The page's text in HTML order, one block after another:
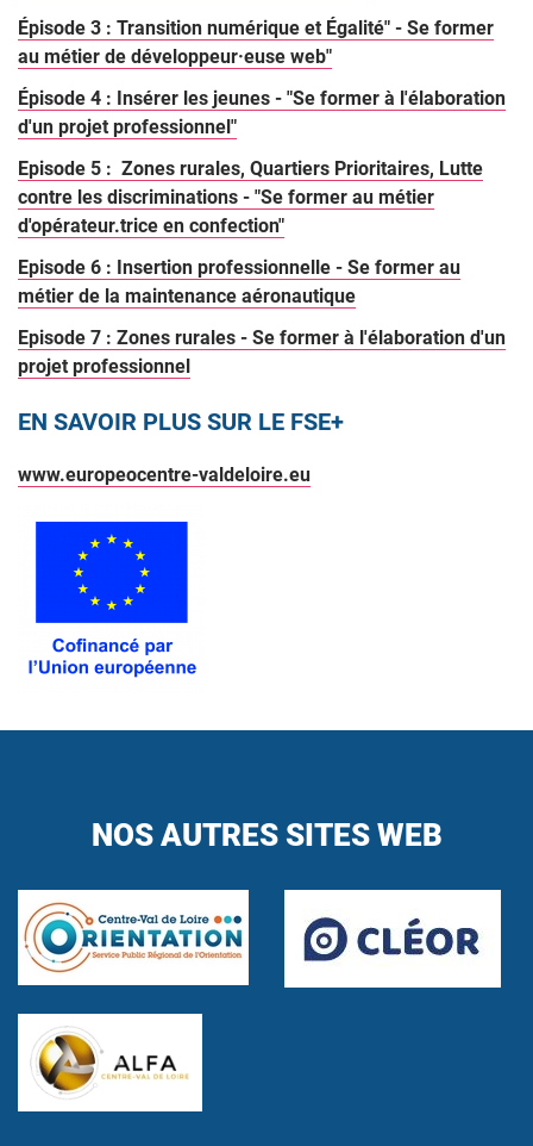
Épisode 3 : Transition numérique et Égalité" - Se former
au métier de développeur·euse web"
Épisode 4 : Insérer les jeunes - "Se former à l'élaboration
d'un projet professionnel"
Episode 5 : Zones rurales, Quartiers Prioritaires, Lutte
contre les discriminations - "Se former au métier
d'opérateur.trice en confection"
Episode 6 : Insertion professionnelle - Se former au
métier de la maintenance aéronautique
Episode 7 : Zones rurales - Se former à l'élaboration d'un
projet professionnel
EN SAVOIR PLUS SUR LE FSE+
www.europeocentre-valdeloire.eu
NOS AUTRES SITES WEB